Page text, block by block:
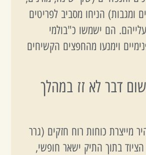
ומגבות) הניחו מסביב לפריטים
הם ישמשו כ"בולמי
וימנעו מהחפצים הקשיחים
דבר לא זז במהלך
מייצרת כוחות רוח חזקים (גרר
הציוד בתוך התיק ישאר חופשי,